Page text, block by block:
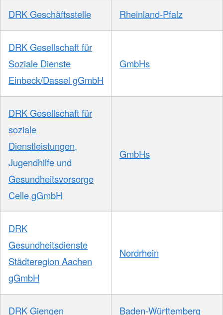
DRK Geschäftsstelle Rheinland-Pfalz
DRK Gesellschaft für
Soziale Dienste
Einbeck/Dassel gGmbH
GmbHs
DRK Gesellschaft für
soziale
Dienstleistungen,
Jugendhilfe und
Gesundheitsvorsorge
Celle gGmbH
GmbHs
DRK
Gesundheitsdienste
Städteregion Aachen
gGmbH
Nordrhein
DRK Giengen Baden-Württemberg